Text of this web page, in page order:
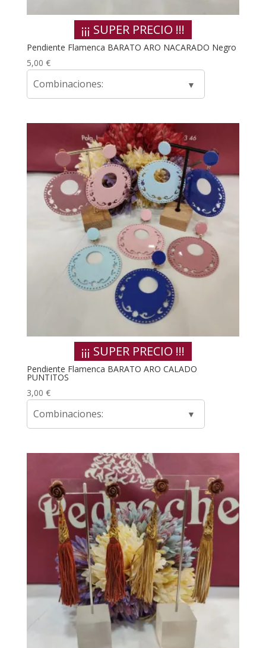
¡¡¡ SUPER PRECIO !!!
Pendiente Flamenca BARATO ARO NACARADO Negro
5,00 €
Combinaciones:
¡¡¡ SUPER PRECIO !!!
Pendiente Flamenca BARATO ARO CALADO
PUNTITOS
3,00 €
Combinaciones: